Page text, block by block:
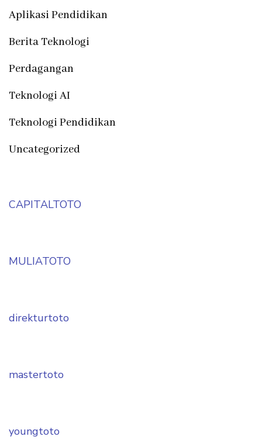
Aplikasi Pendidikan
Berita Teknologi
Perdagangan
Teknologi AI
Teknologi Pendidikan
Uncategorized
CAPITALTOTO
MULIATOTO
direkturtoto
mastertoto
youngtoto